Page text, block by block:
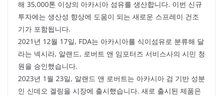
해 35,000톤 이상의 아카시아 섬유를 생산합니다. 이번 신규
투자에는 생산성 향상에 도움이 되는 새로운 스프레이 건조
기가 포함됩니다.
2021년 12월 17일, FDA는 아카시아를 식이섬유로 분류해 달
라는 넥시라, 알랜드, 로버트 앤 임포터즈 서비스사의 시민 청
원을 승인했습니다.
2023년 1월 23일, 알랜드 앤 로버트는 아카시아 검 기반 성분
인 신데오 겔링을 시장에 출시했습니다. 새로 출시된 제품은